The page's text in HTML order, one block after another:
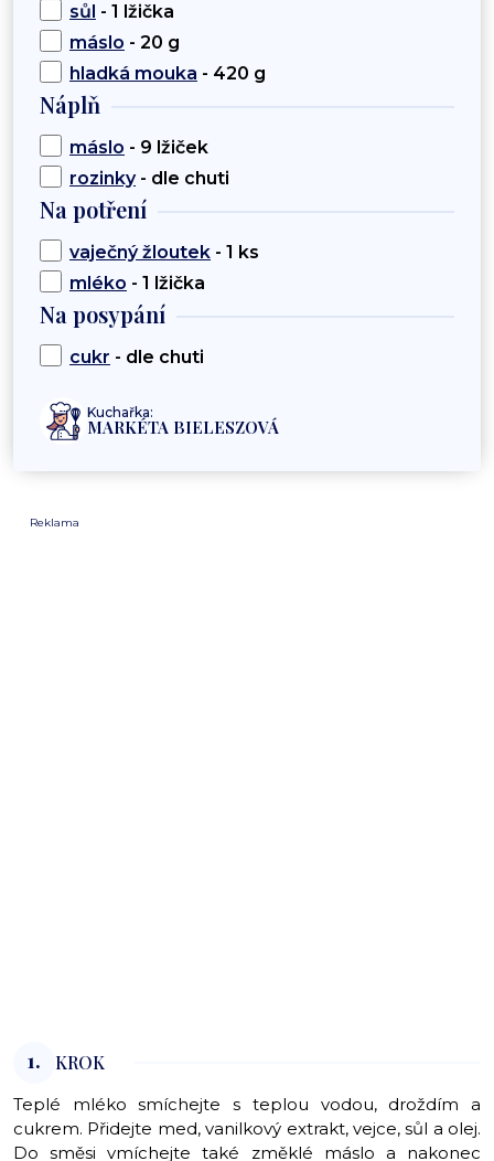
sůl - 1 lžička
máslo - 20 g
hladká mouka - 420 g
Náplň
máslo - 9 lžiček
rozinky- dle chuti
Na potření
vaječný žloutek - 1 ks
mléko - 1 lžička
Na posypání
cukr - dle chuti
Kuchařka:
MARKÉTA BIELESZOVÁ
Reklama
1. KROK
Teplé mléko smíchejte s teplou vodou, droždím a
cukrem. Přidejte med, vanilkový extrakt, vejce, sůl a olej.
Do směsi vmíchejte také změklé máslo a nakonec